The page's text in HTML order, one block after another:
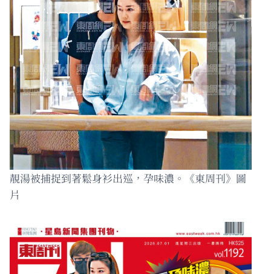
靚湯被捕捉到著鬆身衫出巡，孕味濃。《東周刊》圖
片